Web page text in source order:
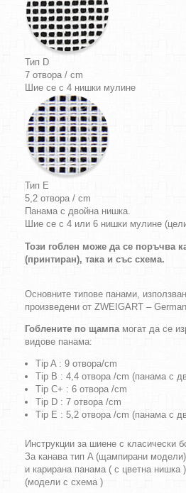
Тип D
7 отвора / cm
Шие се с 4 нишки мулине
Тип E
5,2 отвора / cm
Панама с двойна нишка.
Шие се с 4 или 6 нишки мулине
Този гоблен може да се поръчва
(принтиран), така и със схема.
Основните типове панами,
произведени от ZWEIGART –
Гоблените по щампамогат да се
видове панама:
Tip A : 9 отвора/cm
Tip B : 4,4 отвора /cm (панама с
Tip C+ : 6 отвора /cm
Tip D : 7 отвора /cm
Tip E : 5,2 отвора /cm (панама с
Инструкции за шиене с класически
За канава тип A (щампирани модели)
и карирана панама ( с цветна нишка
(модели с схема )